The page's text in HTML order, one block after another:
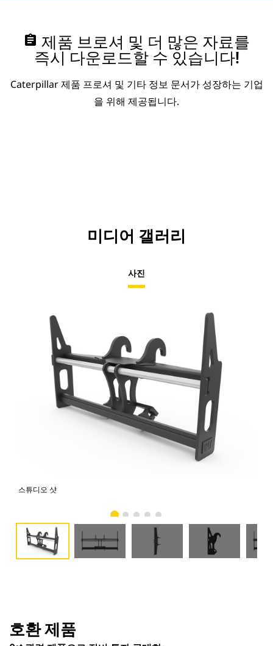
assignment 제품 브로셔 및 더 많은 자료를
즉시 다운로드할 수 있습니다!
Caterpillar 제품 프로셔 및 기타 정보 문서가 성장하는 기업
을 위해 제공됩니다.
미디어 갤러리
사진
스튜디오 샷
호환 제품